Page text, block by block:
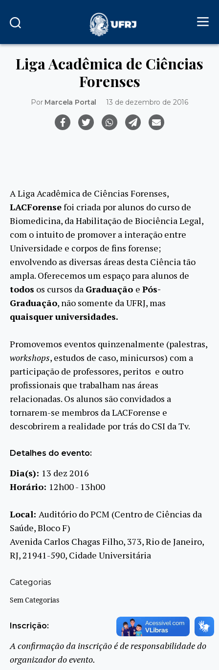
Liga Acadêmica de Ciências
Forenses
Por Marcela Portal 13 de dezembro de 2016
A Liga Acadêmica de Ciências Forenses,
LACForensefoi criada por alunos do curso de
Biomedicina, da Habilitação de Biociência Legal,
com o intuito de promover a interação entre
Universidade e corpos de fins forense;
envolvendo as diversas áreas desta Ciência tão
ampla. Oferecemos um espaço para alunos de
todos os cursos da Graduação e Pós-
Graduação, não somente da UFRJ, mas
quaisquer universidades.
Promovemos eventos quinzenalmente (palestras,
workshops, estudos de caso, minicursos) com a
participação de professores, peritos e outro
profissionais que trabalham nas áreas
relacionadas. Os alunos são convidados a
tornarem-se membros da LACForense e
descobrirem a realidade por trás do CSI da Tv.
Detalhes do evento:
Dia(s): 13 dez 2016
Horário: 12h00 - 13h00
Local: Auditório do PCM (Centro de Ciências da
Saúde, Bloco F)
Avenida Carlos Chagas Filho, 373, Rio de Janeiro,
RJ, 21941-590, Cidade Universitária
Categorias
Sem Categorias
Inscrição:
A confirmação da inscrição é de responsabilidade do
organizador do evento.